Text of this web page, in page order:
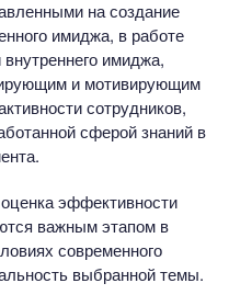
на создание
имиджа, в работе
имиджа,
и мотивирующим
сотрудников,
сферой знаний в
эффективности
важным этапом в
современного
выбранной темы.